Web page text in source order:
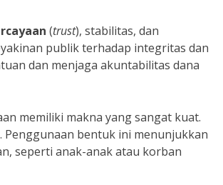
(trust), stabilitas, dan
publik terhadap integritas dan
dan menjaga akuntabilitas dana
memiliki makna yang sangat kuat.
Penggunaan bentuk ini menunjukkan
seperti anak-anak atau korban